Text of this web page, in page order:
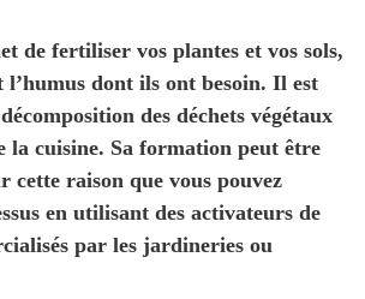
de fertiliser vos plantes et vos sols,
dont ils ont besoin. Il est
des déchets végétaux
la cuisine. Sa formation peut être
cette raison que vous pouvez
en utilisant des activateurs de
par les jardineries ou